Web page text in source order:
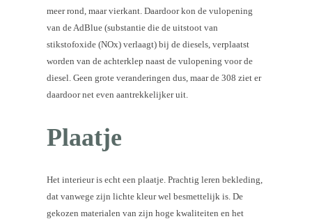
meer rond, maar vierkant. Daardoor kon de vulopening
van de AdBlue (substantie die de uitstoot van
stikstofoxide (NOx) verlaagt) bij de diesels, verplaatst
worden van de achterklep naast de vulopening voor de
diesel. Geen grote veranderingen dus, maar de 308 ziet er
daardoor net even aantrekkelijker uit.
Plaatje
Het interieur is echt een plaatje. Prachtig leren bekleding,
dat vanwege zijn lichte kleur wel besmettelijk is. De
gekozen materialen van zijn hoge kwaliteiten en het